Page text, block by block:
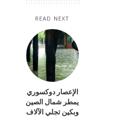
READ NEXT
الإعصار دوكسوري
يمطر شمال الصين
وبكين تجلي الآلاف